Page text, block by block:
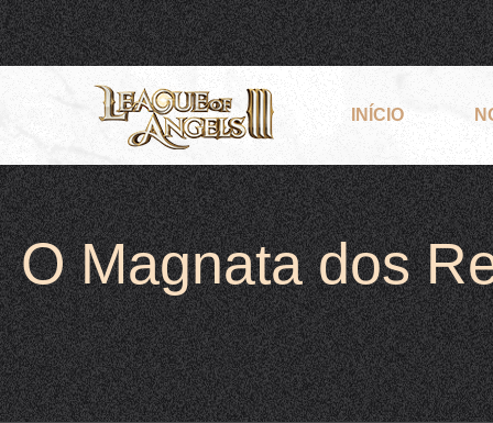
INÍCIO
O Magnata dos